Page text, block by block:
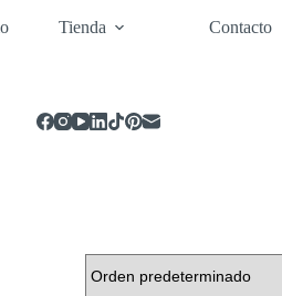
Tienda Contacto